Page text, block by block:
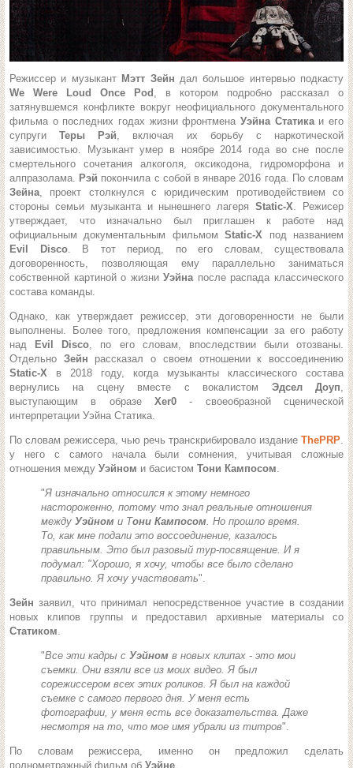
Режиссер и музыкант Мэтт Зейн дал большое интервью подкасту
We Were Loud Once Pod , в котором подробно рассказал о
затянувшемся конфликте вокруг неофициального документального
фильма о последних годах жизни фронтмена Уэйна Статикаи его
супругиТеры Рэй, включая их борьбу с наркотической
зависимостью. Музыкант умер в ноябре 2014 года во сне после
смертельного сочетания алкоголя, оксикодона, гидроморфона и
алпразолама. Рэй покончила с собой в январе 2016 года. По словам
Зейна, проект столкнулся с юридическим противодействием со
стороны семьи музыканта и нынешнего лагеряStatic-X. Режисер
утверждает, что изначально был приглашен к работе над
официальным документальным фильмомStatic-X под названием
Evil Disco. В тот период, по его словам, существовала
договоренность, позволяющая ему параллельно заниматься
собственной картиной о жизниУэйна после распада классического
состава команды.
Однако, как утверждает режиссер, эти договоренности не были
выполнены. Более того, предложения компенсации за его работу
над
Evil Disco, по его словам, впоследствии были отозваны.
Отдельно Зейн рассказал о своем отношении к воссоединению
Static-X в 2018 году, когда музыканты классического состава
вернулись на сцену вместе с вокалистом Эдсел Доуп,
выступающим в образе Xer0- своеобразной сценической
интерпретации Уэйна Статика.
По словам режиссера, чью речь транскрибировало издание ThePRP.
у него с самого начала были сомнения, учитывая сложные
отношения между Уэйном и басистом Тони Кампосом.
"Я изначально относился к этому немного
настороженно, потому что знал реальные отношения
между Уэйном и Тони Кампосом. Но прошло время.
То, как мне подали это воссоединение, казалось
правильным. Это был разовый тур-посвящение. И я
подумал: "Хорошо, я хочу, чтобы все было сделано
правильно. Я хочу участвовать".
Зейнзаявил, что принимал непосредственное участие в создании
новых клипов группы и предоставил архивные материалы со
Статиком.
"Все эти кадры с Уэйном в новых клипах - это мои
съемки. Они взяли все из моих видео. Я был
сорежиссером всех этих роликов. Я был на каждой
съемке с самого первого дня. У меня есть
фотографии, у меня есть все доказательства. Даже
несмотря на то, что мое имя убрали из титров".
По словам режиссера, именно он предложил сделать
полнометражный фильм об Уэйне.